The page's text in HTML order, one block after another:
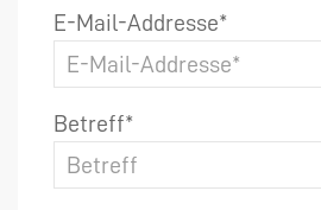
E-Mail-Addresse*
Betreff*